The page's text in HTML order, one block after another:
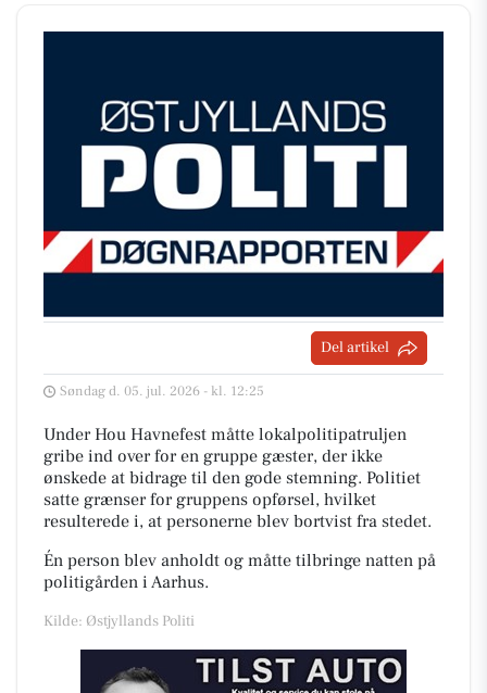
Del artikel
Søndag d. 05. jul. 2026 - kl. 12:25
Under Hou Havnefest måtte lokalpolitipatruljen
gribe ind over for en gruppe gæster, der ikke
ønskede at bidrage til den gode stemning. Politiet
satte grænser for gruppens opførsel, hvilket
resulterede i, at personerne blev bortvist fra stedet.
Én person blev anholdt og måtte tilbringe natten på
politigården i Aarhus.
Kilde: Østjyllands Politi